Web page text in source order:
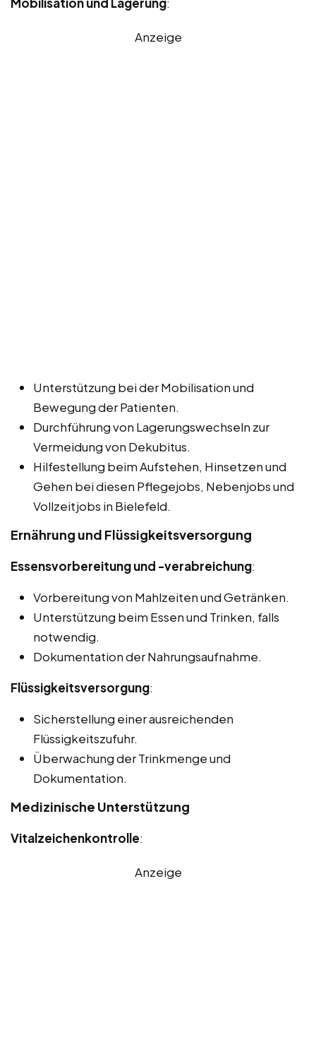
Anzeige
Unterstützung bei der Mobilisation und
Bewegung der Patienten.
Durchführung von Lagerungswechseln zur
Vermeidung von Dekubitus.
Hilfestellung beim Aufstehen, Hinsetzen und
Gehen bei diesen Pflegejobs, Nebenjobs und
Vollzeitjobs in Bielefeld.
Ernährung und Flüssigkeitsversorgung
Essensvorbereitung und -verabreichung:
Vorbereitung von Mahlzeiten und Getränken.
Unterstützung beim Essen und Trinken, falls
notwendig.
Dokumentation der Nahrungsaufnahme.
Flüssigkeitsversorgung:
Sicherstellung einer ausreichenden
Flüssigkeitszufuhr.
Überwachung der Trinkmenge und
Dokumentation.
Medizinische Unterstützung
Vitalzeichenkontrolle:
Anzeige